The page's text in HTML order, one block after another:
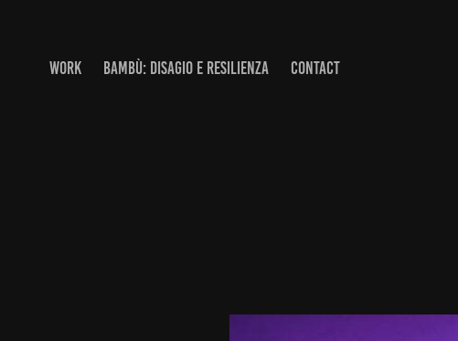
WORK BAMBÙ: DISAGIO E RESILIENZA CONTACT